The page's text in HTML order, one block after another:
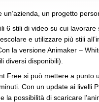
un’azienda, un progetto
6 stili di video su cui
e utilizzare più stili
la versione Animaker –
diversi disponibili).
Free si può mettere a punto
Con un update ai livelli
la possibilità di scaricare